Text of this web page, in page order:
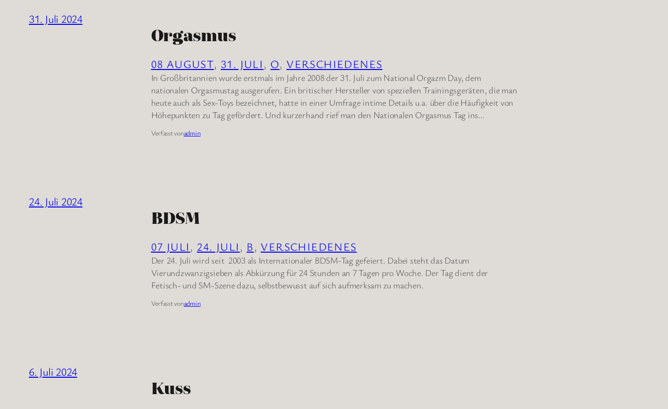
31. Juli 2024
Orgasmus
08 AUGUST, 31. JULI , O, VERSCHIEDENES
In Großbritannien wurde erstmals im Jahre 2008 der 31. Juli zum National Orgazm Day, dem
nationalen Orgasmustag ausgerufen. Ein britischer Hersteller von speziellen Trainingsgeräten, die man
heute auch als Sex-Toys bezeichnet, hatte in einer Umfrage intime Details u.a. über die Häufigkeit von
Höhepunkten zu Tag gefördert. Und kurzerhand rief man den Nationalen Orgasmus Tag ins…
Verfasst vonadmin
24. Juli 2024
BDSM
07 JULI , 24. JULI , B, VERSCHIEDENES
Der 24. Juli wird seit 2003 als Internationaler BDSM-Tag gefeiert. Dabei steht das Datum
Vierundzwanzigsieben als Abkürzung für 24 Stunden an 7 Tagen pro Woche. Der Tag dient der
Fetisch- und SM-Szene dazu, selbstbewusst auf sich aufmerksam zu machen.
Verfasst vonadmin
6. Juli 2024
Kuss